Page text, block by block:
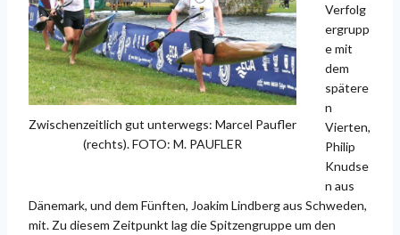
Zwischenzeitlich gut unterwegs: Marcel Paufler
(rechts). FOTO: M. PAUFLER
Verfolg
ergrupp
e mit
dem
spätere
n
Vierten,
Philip
Knudse
n aus
Dänemark, und dem Fünften, Joakim Lindberg aus Schweden,
mit. Zu diesem Zeitpunkt lag die Spitzengruppe um den